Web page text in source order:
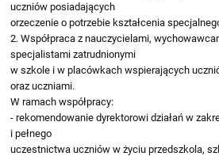
uczniów posiadających
orzeczenie o potrzebie kształcenia
2. Współpraca z nauczycielami,
specjalistami zatrudnionymi
w szkole i w placówkach wspierających
oraz uczniami.
W ramach współpracy:
- rekomendowanie dyrektorowi działań w
i pełnego
uczestnictwa uczniów w życiu przedszkola,